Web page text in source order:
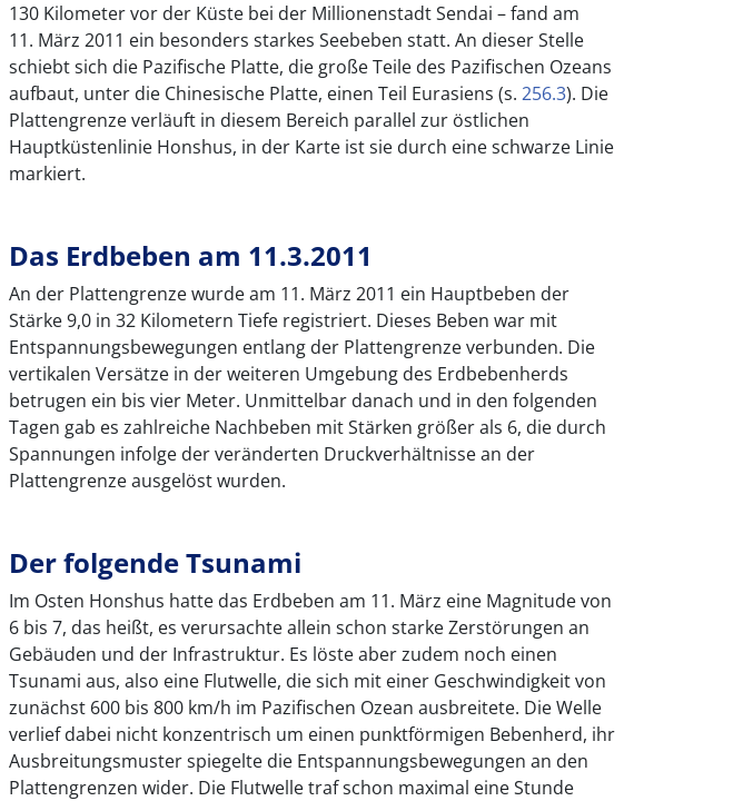
130 Kilometer vor der Küste bei der Millionenstadt Sendai – fand am
11. März 2011 ein besonders starkes Seebeben statt. An dieser Stelle
schiebt sich die Pazifische Platte, die große Teile des Pazifischen Ozeans
aufbaut, unter die Chinesische Platte, einen Teil Eurasiens (s. 256.3). Die
Plattengrenze verläuft in diesem Bereich parallel zur östlichen
Hauptküstenlinie Honshus, in der Karte ist sie durch eine schwarze Linie
markiert.
Das Erdbeben am 11.3.2011
An der Plattengrenze wurde am 11. März 2011 ein Hauptbeben der
Stärke 9,0 in 32 Kilometern Tiefe registriert. Dieses Beben war mit
Entspannungsbewegungen entlang der Plattengrenze verbunden. Die
vertikalen Versätze in der weiteren Umgebung des Erdbebenherds
betrugen ein bis vier Meter. Unmittelbar danach und in den folgenden
Tagen gab es zahlreiche Nachbeben mit Stärken größer als 6, die durch
Spannungen infolge der veränderten Druckverhältnisse an der
Plattengrenze ausgelöst wurden.
Der folgende Tsunami
Im Osten Honshus hatte das Erdbeben am 11. März eine Magnitude von
6 bis 7, das heißt, es verursachte allein schon starke Zerstörungen an
Gebäuden und der Infrastruktur. Es löste aber zudem noch einen
Tsunami aus, also eine Flutwelle, die sich mit einer Geschwindigkeit von
zunächst 600 bis 800 km/h im Pazifischen Ozean ausbreitete. Die Welle
verlief dabei nicht konzentrisch um einen punktförmigen Bebenherd, ihr
Ausbreitungsmuster spiegelte die Entspannungsbewegungen an den
Plattengrenzen wider. Die Flutwelle traf schon maximal eine Stunde